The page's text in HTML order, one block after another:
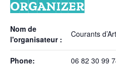
ORGANIZER
Nom de
l'organisateur :
Courants d’Art
Phone: 06 82 30 99